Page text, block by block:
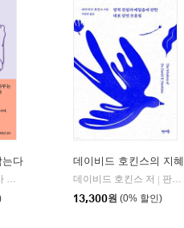
는다
브라이언 헤어,버네사 우즈 공저/이민아 역/박한선 감수 | 아카넷
데이비드 호킨스의 지혜
데이비드 호킨스 저
판미동
13,300원 (0% 할인)